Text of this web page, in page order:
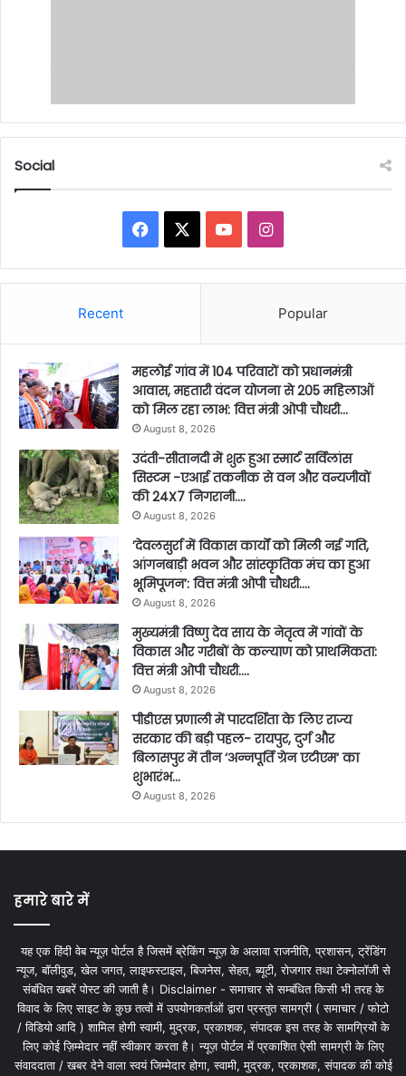
Social
Facebook YouTubeInstagram
Recent Popular
महलोई गांव में 104 परिवारों को प्रधानमंत्री
आवास, महतारी वंदन योजना से 205 महिलाओं
को मिल रहा लाभ: वित्त मंत्री ओपी चौधरी…
August 8, 2026
उदंती-सीतानदी में शुरू हुआ स्मार्ट सर्विलांस
सिस्टम -एआई तकनीक से वन और वन्यजीवों
की 24X7 निगरानी….
August 8, 2026
’देवलसुर्रा में विकास कार्यों को मिली नई गति,
आंगनबाड़ी भवन और सांस्कृतिक मंच का हुआ
भूमिपूजन’: वित्त मंत्री ओपी चौधरी….
August 8, 2026
मुख्यमंत्री विष्णु देव साय के नेतृत्व में गांवों के
विकास और गरीबों के कल्याण को प्राथमिकता:
वित्त मंत्री ओपी चौधरी….
August 8, 2026
पीडीएस प्रणाली में पारदर्शिता के लिए राज्य
सरकार की बड़ी पहल- रायपुर, दुर्ग और
बिलासपुर में तीन ‘अन्नपूर्ति ग्रेन एटीएम‘ का
शुभारंभ…
August 8, 2026
हमारे बारे में
यह एक हिंदी वेब न्यूज़ पोर्टल है जिसमें ब्रेकिंग न्यूज़ के अलावा राजनीति, प्रशासन, ट्रेंडिंग
न्यूज, बॉलीवुड, खेल जगत, लाइफस्टाइल, बिजनेस, सेहत, ब्यूटी, रोजगार तथा टेक्नोलॉजी से
संबंधित खबरें पोस्ट की जाती है। Disclaimer - समाचार से सम्बंधित किसी भी तरह के
विवाद के लिए साइट के कुछ तत्वों में उपयोगकर्ताओं द्वारा प्रस्तुत सामग्री ( समाचार / फोटो
/ विडियो आदि ) शामिल होगी स्वामी, मुद्रक, प्रकाशक, संपादक इस तरह के सामग्रियों के
लिए कोई ज़िम्मेदार नहीं स्वीकार करता है। न्यूज़ पोर्टल में प्रकाशित ऐसी सामग्री के लिए
संवाददाता / खबर देने वाला स्वयं जिम्मेदार होगा, स्वामी, मुद्रक, प्रकाशक, संपादक की कोई